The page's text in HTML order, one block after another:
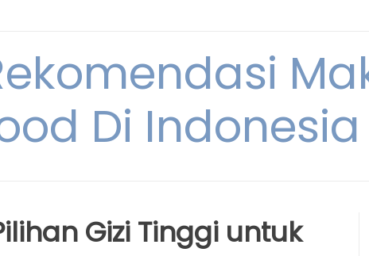
Di Indonesia
Gizi Tinggi untuk